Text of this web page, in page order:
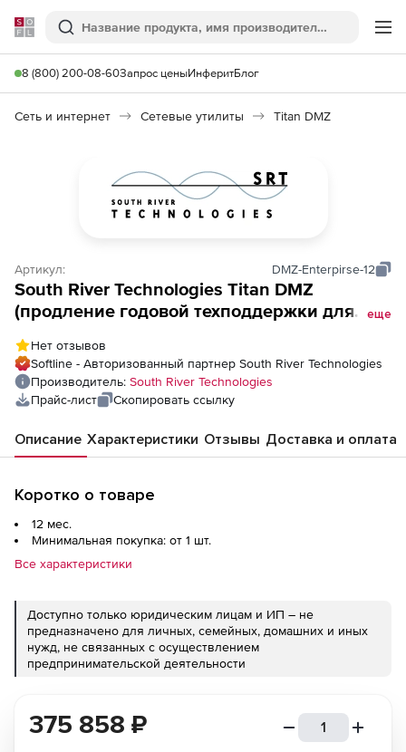
Softline
Поиск
8 (800) 200-08-60Запрос ценыИнферитБлог
Сеть и интернет Сетевые утилиты Titan DMZ
Артикул: DMZ-Enterpirse-12
South River Technologies Titan DMZ
(продление годовой техподдержки для
цена за 1 продление
еще
Нет отзывов
Softline - Авторизованный партнер South River Technologies
Производитель: South River Technologies
Прайс-лист
Скопировать ссылку
Описание Характеристики Отзывы Доставка и оплата
Коротко о товаре
12 мес.
Минимальная покупка: от 1 шт.
Все характеристики
Доступно только юридическим лицам и ИП – не
предназначено для личных, семейных, домашних и иных
нужд, не связанных с осуществлением
предпринимательской деятельности
375 858 ₽